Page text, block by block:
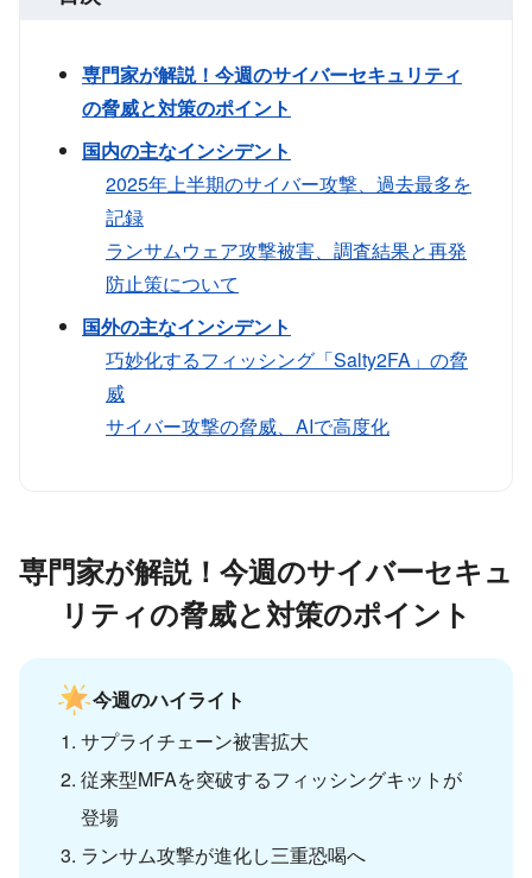
専門家が解説！今週のサイバーセキュリティ
の脅威と対策のポイント
国内の主なインシデント
2025年上半期のサイバー攻撃、過去最多を
記録
ランサムウェア攻撃被害、調査結果と再発
防止策について
国外の主なインシデント
巧妙化するフィッシング「Salty2FA」の脅
威
サイバー攻撃の脅威、AIで高度化
専門家が解説！今週のサイバーセキュ
リティの脅威と対策のポイント
今週のハイライト
サプライチェーン被害拡大
従来型MFAを突破するフィッシングキットが
登場
ランサム攻撃が進化し三重恐喝へ